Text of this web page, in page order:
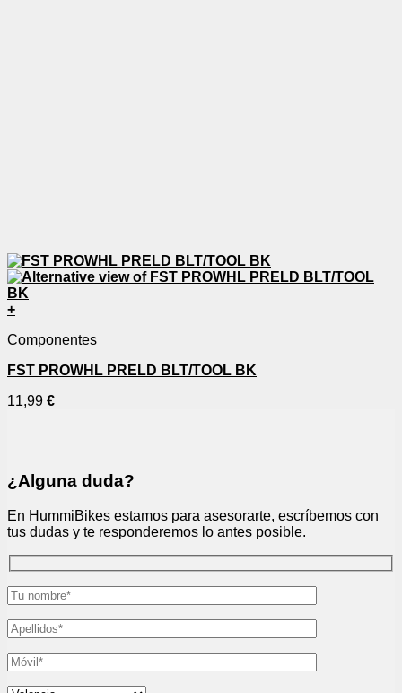
+
Componentes
FST PROWHL PRELD BLT/TOOL BK
11,99 €
¿Alguna duda?
En HummiBikes estamos para asesorarte, escríbemos con
tus dudas y te responderemos lo antes posible.